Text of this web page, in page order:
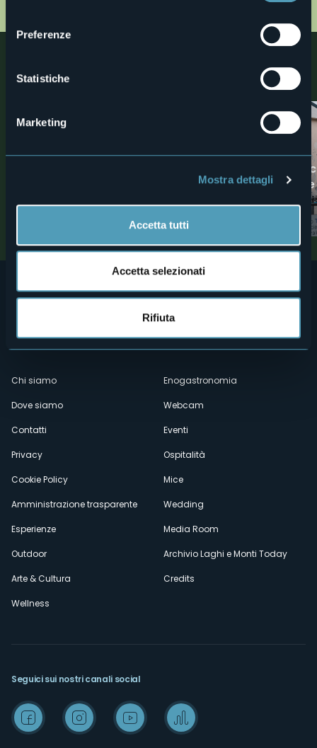
Preferenze
Statistiche
Marketing
Mostra dettagli
Accetta tutti
Accetta selezionati
Rifiuta
Scoprite luoghi, esperienze e attività nelle vicine località
Museo tattile di
Naturali del lago
Menù
secondario
Chi siamo
Dove siamo
Contatti
Privacy
Cookie Policy
Amministrazione trasparente
Esperienze
Outdoor
Arte & Cultura
Wellness
Enogastronomia
Webcam
Eventi
Ospitalità
Mice
Wedding
Media Room
Archivio Laghi e Monti Today
Credits
Seguici sui nostri canali social